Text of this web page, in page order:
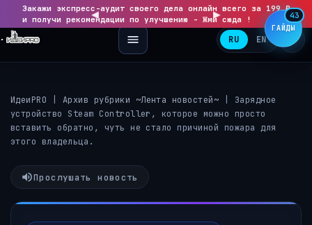
◀
Закажи экспресс-аудит своего дела онлайн всего за 199 ₽
и получи рекомендации по улучшению - Жми сюда !
▶
RU EN
ИдеиPRO Архив рубрики ~Лента новостей~
Зарядное
устройство Steam Controller, которое можно просто
вставить обратно, чуть не стало причиной пожара для
этого владельца.
Прослушать новость
ГАЙДЫ
43